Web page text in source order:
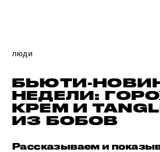
люди
БЬЮТИ-
НЕДЕЛИ:
КРЕМ И
ИЗ БОБОВ
Рассказываем и